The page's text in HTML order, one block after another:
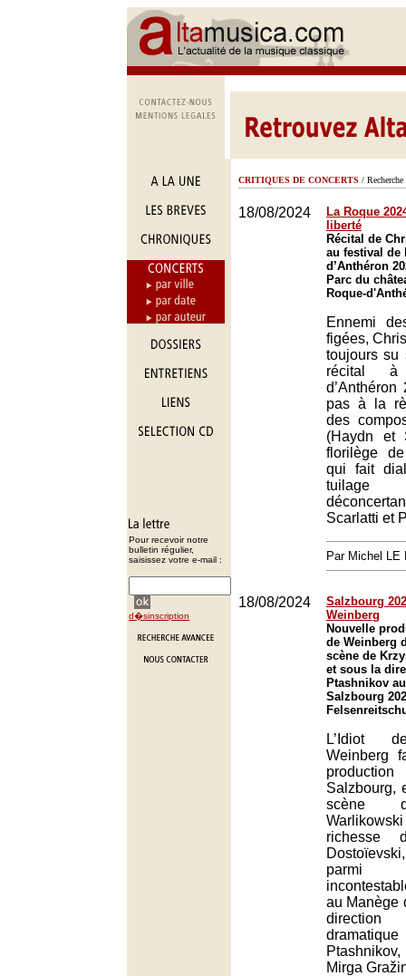
Pour recevoir notre
bulletin régulier,
saisissez votre e-mail :
d�sinscription
CRITIQUES DE CONCERTS / Recherche
18/08/2024
La Roque
liberté
Récital de
au festival de
d’Anthéron
Parc du
Roque-
Ennemi
figées,
toujours su
récital
pas à la
des
(Haydn et
florilège
qui fait
tuilage
Scarlatti et
Par Michel LE
18/08/2024
Salzbourg
Weinberg
Nouvelle
de Weinberg
scène de
et sous la
Ptashnikov
Salzbourg
L’Idiot
Weinberg
Salzbourg,
scène
richesse
parmi
au Manège
Mirga